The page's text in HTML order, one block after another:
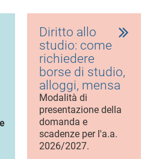
Diritto allo
studio: come
richiedere
borse di studio,
alloggi, mensa
Modalità di
presentazione della
domanda e
scadenze per l'a.a.
2026/2027.